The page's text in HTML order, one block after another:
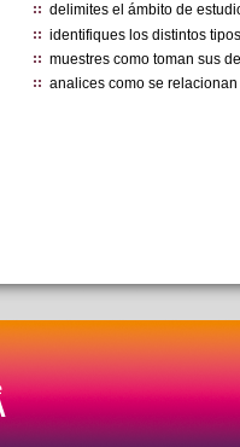
delimites el ámbito de
identifiques los distintos
muestres como toman sus
analices como se